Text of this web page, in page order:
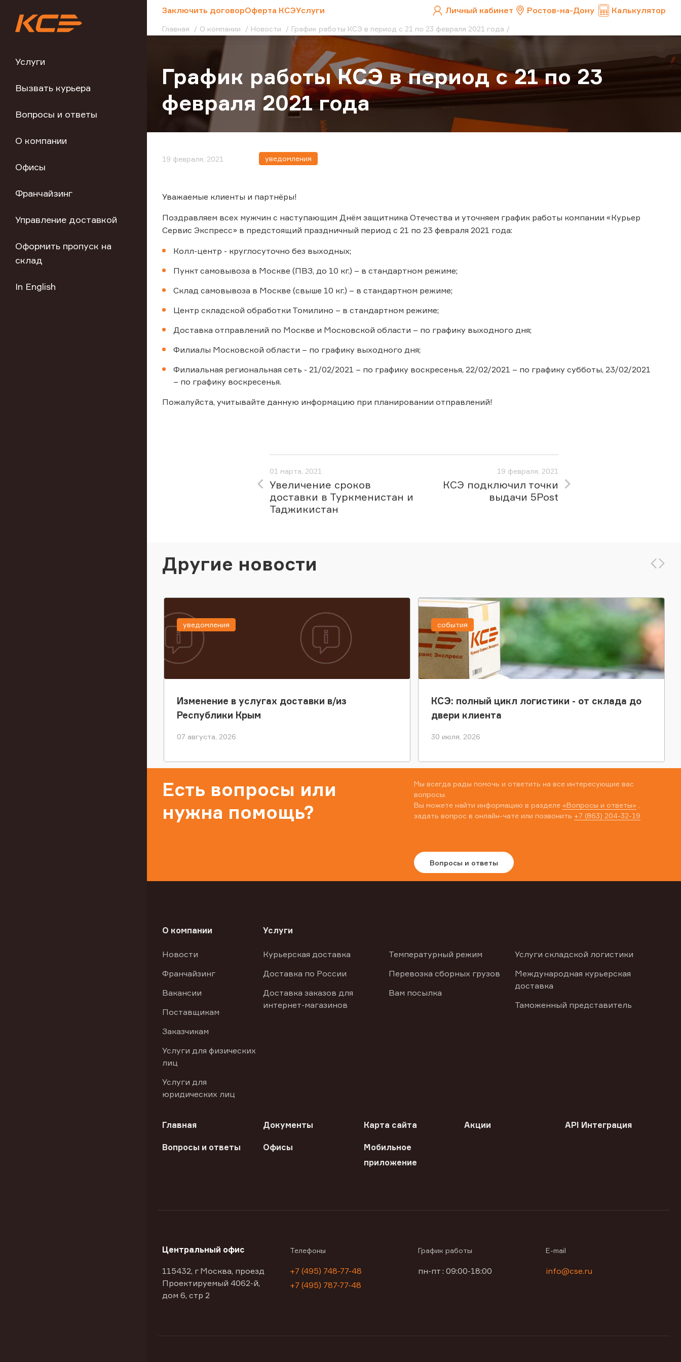
Услуги
Вызвать курьера
Вопросы и ответы
О компании
Офисы
Франчайзинг
Управление доставкой
Оформить пропуск на
склад
In English
Заключить договорОферта КСЭУслуги Личный кабинет Ростов-на-Дону Калькулятор
Главная О компании Новости График работы КСЭ в период с 21 по 23 февраля 2021 года
График работы КСЭ в период с 21 по 23
февраля 2021 года
19 февраля, 2021 уведомления
Уважаемые клиенты и партнёры!
Поздравляем всех мужчин с наступающим Днём защитника Отечества и уточняем график работы компании «Курьер
Сервис Экспресс» в предстоящий праздничный период с 21 по 23 февраля 2021 года:
Колл-центр - круглосуточно без выходных;
Пункт самовывоза в Москве (ПВЗ, до 10 кг.) – в стандартном режиме;
Склад самовывоза в Москве (свыше 10 кг.) – в стандартном режиме;
Центр складской обработки Томилино – в стандартном режиме;
Доставка отправлений по Москве и Московской области – по графику выходного дня;
Филиалы Московской области – по графику выходного дня;
Филиальная региональная сеть - 21/02/2021 – по графику воскресенья, 22/02/2021 – по графику субботы, 23/02/2021
– по графику воскресенья.
Пожалуйста, учитывайте данную информацию при планировании отправлений!
01 марта, 2021
Увеличение сроков
доставки в Туркменистан и
Таджикистан
19 февраля, 2021
КСЭ подключил точки
выдачи 5Post
Другие новости
Изменение в услугах доставки в/из
Республики Крым
07 августа, 2026
уведомления
КСЭ: полный цикл логистики - от склада до
двери клиента
30 июля, 2026
события
Есть вопросы или
нужна помощь?
Мы всегда рады помочь и ответить на все интересующие вас
вопросы.
Вы можете найти информацию в разделе «Вопросы и ответы»
задать вопрос в онлайн-чате или позвонить +7 (863) 204-32-19
Вопросы и ответы
О компании
Новости
Франчайзинг
Вакансии
Поставщикам
Заказчикам
Услуги для физических
лиц
Услуги для
юридических лиц
Услуги
Курьерская доставка
Доставка по России
Доставка заказов для
интернет-магазинов
Температурный режим
Перевозка сборных грузов
Вам посылка
Услуги складской логистики
Международная курьерская
доставка
Таможенный представитель
Главная Документы Карта сайта Акции API Интеграция
Вопросы и ответы Офисы
Мобильное
приложение
Центральный офис
115432, г Москва, проезд
Проектируемый 4062-й,
дом 6, стр 2
Телефоны
+7 (495) 748-77-48
+7 (495) 787-77-48
График работы
пн-пт : 09:00-18:00
E-mail
info@cse.ru